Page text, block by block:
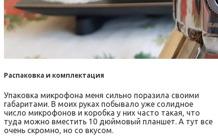
Распаковка и комплектация
Упаковка микрофона меня сильно поразила своими
габаритами. В моих руках побывало уже солидное
число микрофонов и коробка у них часто такая, что
туда можно вместить 10 дюймовый планшет. А тут все
очень скромно, но со вкусом.